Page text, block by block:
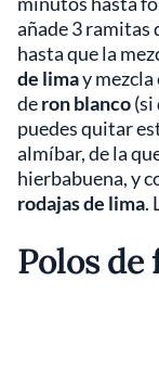
añade 3 ramitas
hasta que la
de limay mezcla
deron blanco(si
puedes quitar
almíbar, de la
hierbabuena, y
rodajas de lima.
Polos de